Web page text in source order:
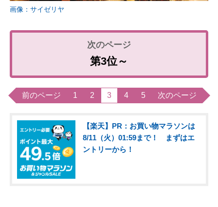
画像：サイゼリヤ
第3位～
前のページ 1 2 3 4 5 次のページ
【楽天】PR：お買い物マラソンは
8/11（火）01:59まで！ まずはエ
ントリーから！